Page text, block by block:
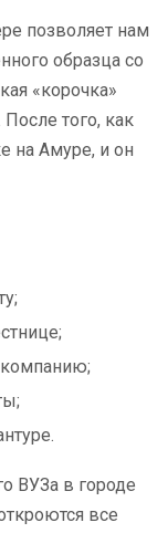
позволяет нам
образца со
«корочка»
того, как
на Амуре, и он
ВУЗа в городе
все